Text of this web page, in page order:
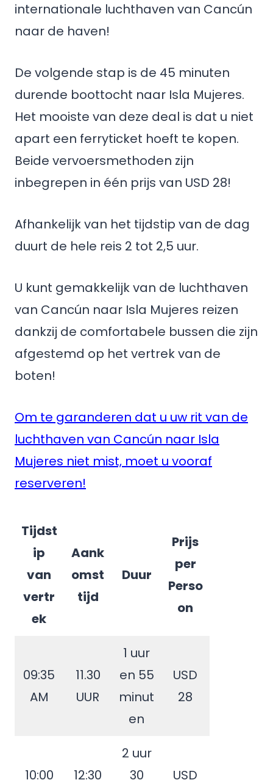
internationale luchthaven van Cancún
naar de haven!
De volgende stap is de 45 minuten
durende boottocht naar Isla Mujeres.
Het mooiste van deze deal is dat u niet
apart een ferryticket hoeft te kopen.
Beide vervoersmethoden zijn
inbegrepen in één prijs van USD 28!
Afhankelijk van het tijdstip van de dag
duurt de hele reis 2 tot 2,5 uur.
U kunt gemakkelijk van de luchthaven
van Cancún naar Isla Mujeres reizen
dankzij de comfortabele bussen die zijn
afgestemd op het vertrek van de
boten!
Om te garanderen dat u uw rit van de
luchthaven van Cancún naar Isla
Mujeres niet mist, moet u vooraf
reserveren!
Tijdst
ip
van
vertr
ek
Aank
omst
tijd
Duur
Prijs
per
Perso
on
09:35
AM
11.30
UUR
1 uur
en 55
minut
en
USD
28
10:00 12:30
2 uur
30
USD